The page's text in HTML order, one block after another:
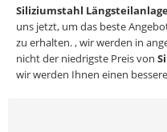
Siliziumstahl
uns jetzt, um das beste
zu erhalten. , wir werden in
nicht der niedrigste Preis von
wir werden Ihnen einen